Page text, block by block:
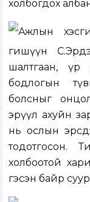
холбогдох
Ажлын
гишүүн
шалтгаан,
бодлогын
болсныг
эрүүл ахуйн
нь ослын
тодотгосон.
холбоотой
гэсэн байр